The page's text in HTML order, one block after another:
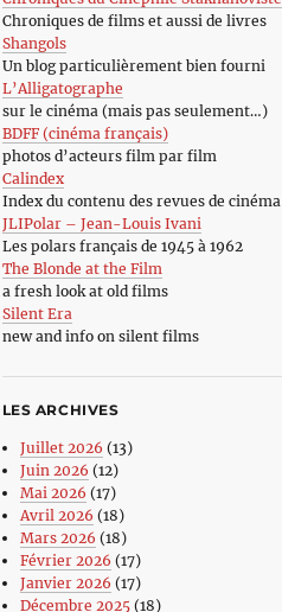
Chroniques de films et aussi de livres
Shangols
Un blog particulièrement bien fourni
L’Alligatographe
sur le cinéma (mais pas seulement…)
BDFF (cinéma français)
photos d’acteurs film par film
Calindex
Index du contenu des revues de cinéma
JLIPolar – Jean-Louis Ivani
Les polars français de 1945 à 1962
The Blonde at the Film
a fresh look at old films
Silent Era
new and info on silent films
LES ARCHIVES
Juillet 2026 (13)
Juin 2026 (12)
Mai 2026 (17)
Avril 2026 (18)
Mars 2026 (18)
Février 2026 (17)
Janvier 2026 (17)
Décembre 2025(18)